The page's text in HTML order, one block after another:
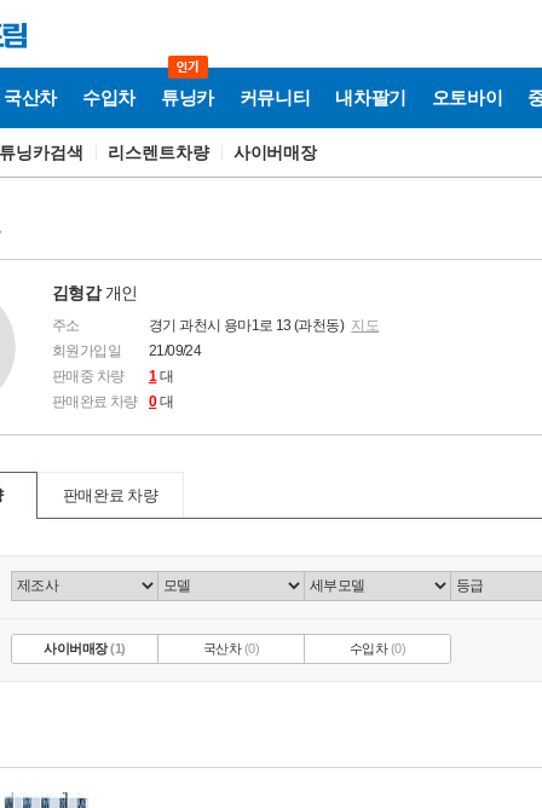
국산차 수입차 튜닝카 커뮤니티 내차팔기 오토바이
닝카검색 리스렌트차량 사이버매장
김형갑개인
주소 경기 과천시 용마1로 13 (과천동) 지도
회원가입일
21/09/24
판매중 차량
1대
판매완료 차량
0대
판매완료 차량
사이버매장(1) 국산차(0) 수입차(0)